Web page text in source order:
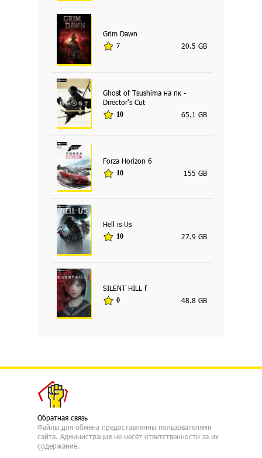
Grim Dawn
7 20.5 GB
Ghost of Tsushima на пк -
Director's Cut
10 65.1 GB
Forza Horizon 6
10 155 GB
Hell is Us
10 27.9 GB
SILENT HILL f
0 48.8 GB
Обратная связь
Файлы для обмена предоставленны пользователями
сайта. Администрация не несёт ответственности за их
содержание.